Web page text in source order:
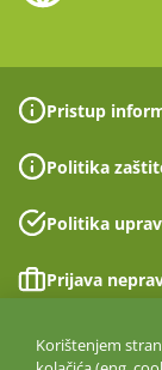
Pristup
Politika
Politika
Prijava
Izjava o
Korištenjem